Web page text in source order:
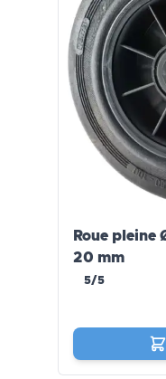
Roue pleine
20 mm
5/5